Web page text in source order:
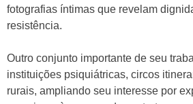
fotografias íntimas que revelam
resistência.
Outro conjunto importante de seu
instituições psiquiátricas, circos
rurais, ampliando seu interesse por